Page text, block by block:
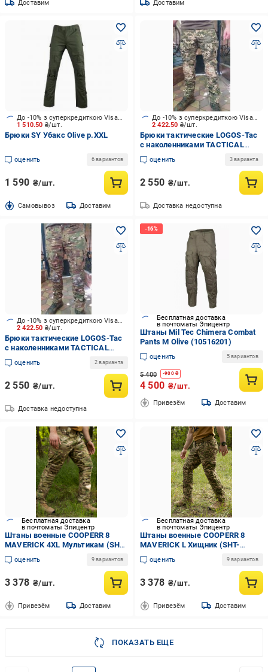
Доставим Доставим
1 510.50 ₴/шт.
До -10% з суперкредиткою Visa Вигода
Брюки SY Убакс Olive р.XXL
оценить 6 вариантов
1 590 ₴/шт.
Cамовывоз Доставим
2 422.50 ₴/шт.
До -10% з суперкредиткою Visa Вигода
Брюки тактические LOGOS-Tac
с наколенниками TACTICAL
COMBAT р. XL пиксель (04-10-
00-0013)
оценить 3 варианта
2 550 ₴/шт.
Доставка недоступна
2 422.50 ₴/шт.
До -10% з суперкредиткою Visa Вигода
Брюки тактические LOGOS-Tac
с наколенниками TACTICAL
COMBAT р. XXL мультикам
темный (04-10-00-0013)
оценить 2 варианта
2 550 ₴/шт.
Доставка недоступна
Бесплатная доставка
в почтоматы Эпицентр
Штаны Mil Tec Chimera Combat
Pants M Olive (10516201)
оценить 5 вариантов
5 400 -900₴
4 500 ₴/шт.
Привезём Доставим
Бесплатная доставка
в почтоматы Эпицентр
Штаны военные COOPERR 8
MAVERICK 4XL Мультикам (SHT-
17.1.4XL)
оценить 9 вариантов
3 378 ₴/шт.
Привезём Доставим
Бесплатная доставка
в почтоматы Эпицентр
Штаны военные COOPERR 8
MAVERICK L Хищник (SHT-
17.3.L)
оценить 9 вариантов
3 378 ₴/шт.
Привезём Доставим
ПОКАЗАТЬ ЕЩЕ